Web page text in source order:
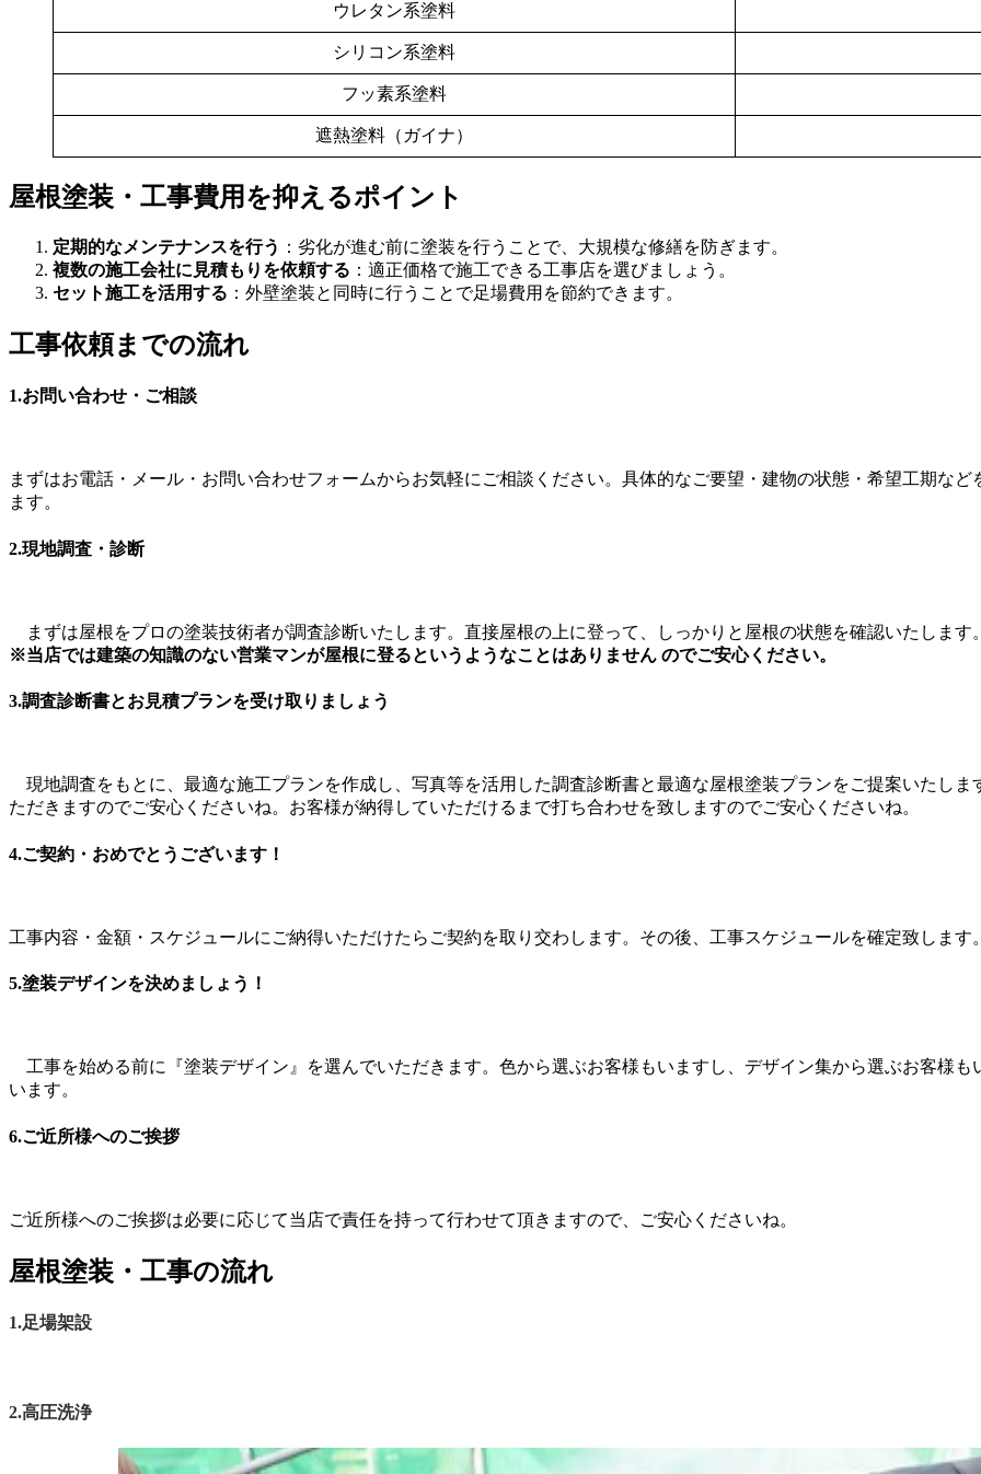
ウレタン系塗料
シリコン系塗料
フッ素系塗料
遮熱塗料（ガイナ）
屋根塗装・工事費用を抑えるポイント
定期的なメンテナンスを行う ：劣化が進む前に塗装を行うことで、大規模な修繕を防ぎます。
複数の施工会社に見積もりを依頼する ：適正価格で施工できる工事店を選びましょう。
セット施工を活用する ：外壁塗装と同時に行うことで足場費用を節約できます。
工事依頼までの流れ
1.お問い合わせ・ご相談
まずはお電話・メール・お問い合わせフォームからお気軽にご相談ください。具体的なご要望・建物の状態・希望工期な
ます。
2.現地調査・診断
まずは屋根をプロの塗装技術者が調査診断いたします。直接屋根の上に登って、しっかりと屋根の状態を確認いたします。
※当店では建築の知識のない営業マンが屋根に登るというようなことはありません のでご安心ください。
3.調査診断書とお見積プランを受け取りましょう
現地調査をもとに、最適な施工プランを作成し、写真等を活用した調査診断書と最適な屋根塗装プランをご提案いたし
ただきますのでご安心くださいね。お客様が納得していただけるまで打ち合わせを致しますのでご安心くださいね。
4.ご契約・おめでとうございます！
工事内容・金額・スケジュールにご納得いただけたらご契約を取り交わします。その後、工事スケジュールを確定致します。
5.塗装デザインを決めましょう！
工事を始める前に『塗装デザイン』を選んでいただきます。色から選ぶお客様もいますし、デザイン集から選ぶお客様
います。
6.ご近所様へのご挨拶
ご近所様へのご挨拶は必要に応じて当店で責任を持って行わせて頂きますので、ご安心くださいね。
屋根塗装・工事の流れ
1.足場架設
2.高圧洗浄